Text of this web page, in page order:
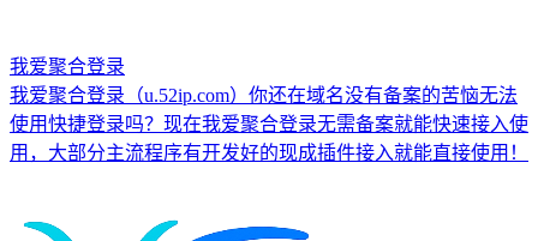
我爱聚合登录
我爱聚合登录（u.52ip.com）你还在域名没有备案的苦恼无法
使用快捷登录吗？现在我爱聚合登录无需备案就能快速接入使
用，大部分主流程序有开发好的现成插件接入就能直接使用！